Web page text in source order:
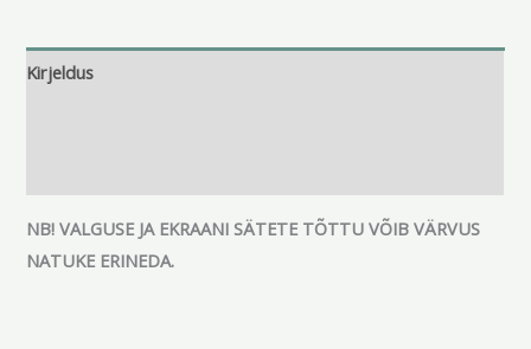
Kirjeldus
NB! VALGUSE JA EKRAANI SÄTETE TÕTTU VÕIB VÄRVUS
NATUKE ERINEDA.